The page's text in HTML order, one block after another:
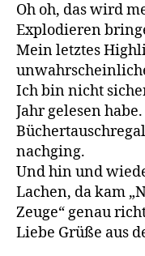
Oh oh, das wird
Explodieren
Mein letztes
Ich bin nicht
Jahr gelesen
nachging.
Und hin und
Lachen, da kam
Zeuge“ genau
Liebe Grüße aus